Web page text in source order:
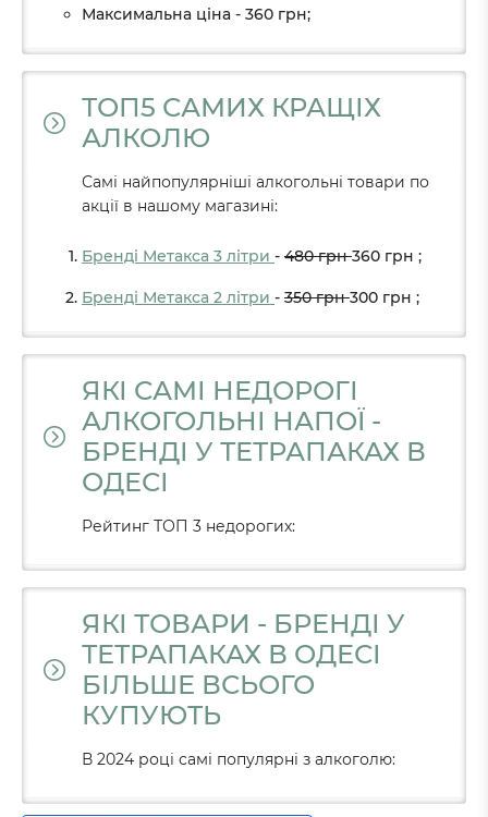
Максимальна ціна - 360 грн;
ТОП5 САМИХ КРАЩІХ
АЛКОЛЮ
Самі найпопулярніші алкогольні товари по
акції в нашому магазині:
Бренді Метакса 3 літри - 480грн360 грн ;
Бренді Метакса 2 літри - 350грн300 грн ;
ЯКІ САМІ НЕДОРОГІ
АЛКОГОЛЬНІ НАПОЇ -
БРЕНДІ У ТЕТРАПАКАХ В
ОДЕСІ
Рейтинг ТОП 3 недорогих:
ЯКІ ТОВАРИ - БРЕНДІ У
ТЕТРАПАКАХ В ОДЕСІ
БІЛЬШЕ ВСЬОГО
КУПУЮТЬ
В 2024 році самі популярні з алкоголю: